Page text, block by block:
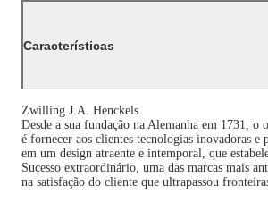
Características
Zwilling J.A. Henckels
Desde a sua fundação na Alemanha em 1731,
é fornecer aos clientes tecnologias inovadoras e
em um design atraente e intemporal, que
Sucesso extraordinário, uma das marcas mais
na satisfação do cliente que ultrapassou